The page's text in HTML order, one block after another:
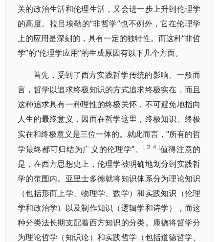
关的政治生活和伦理生活，又会进一步上升到伦理学
的高度。拉吕埃勒的“非哲学”也不例外，它在伦理学
上的应用是深刻的，具有一定的独特性。而这种“非哲
学”的“伦理学应用”的生成原因有以下几个方面。
首先，受到了西方实践哲学传统的影响。一般而
言，哲学以追求终极知识的方式追求终极实在，而且
这种追求具有一种理性的终极关怀，不可避免地指向
人生的最终意义，因而在哲学这里，终极知识、终极
实在和终极意义是三位一体的。就此而言，“所有的哲
学最终都可归结为广义的伦理学”。
[２４]值得注意的
是，在西方思想史上，伦理学被明确地划分到实践哲
学的范围内。亚里士多德就将知识体系分为理论知识
（包括形而上学、物理学、数学）和实践知识（伦理
学和政治学）以及制作知识（逻辑学和诗学）， 而这
种分类法长期支配着西方知识的分类。康德将哲学分
为理论哲学（知识论）和实践哲学（包括道德哲学、